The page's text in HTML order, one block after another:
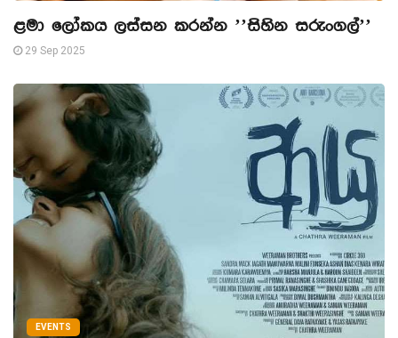
ළමා ලෝකය ලස්සන කරන්න ’’සිහින සරුංගල්’’
29 Sep 2025
EVENTS